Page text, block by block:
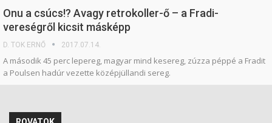
Onu a csúcs!? Avagy retrokoller-ő – a Fradi-
vereségről kicsit másképp
D. TOK ERNŐ 2017.07.14.
A második 45 perc lepereg, magyar mind kesereg, zúzza péppé a Fradit
a Poulsen hadúr vezette középjüllandi sereg.